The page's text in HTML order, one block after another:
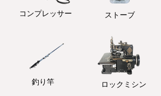
コンプレッサー ストーブ
釣り竿 ロックミシン